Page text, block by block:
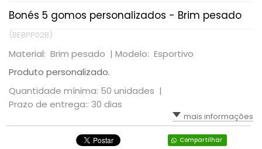
Bonés 5 gomos personalizados - Brim pesado
(BEBPP02B)
Material: Brim pesado | Modelo: Esportivo
Produto personalizado.
Quantidade mínima: 50 unidades |
Prazo de entrega:: 30 dias
mais informações
Compartilhar